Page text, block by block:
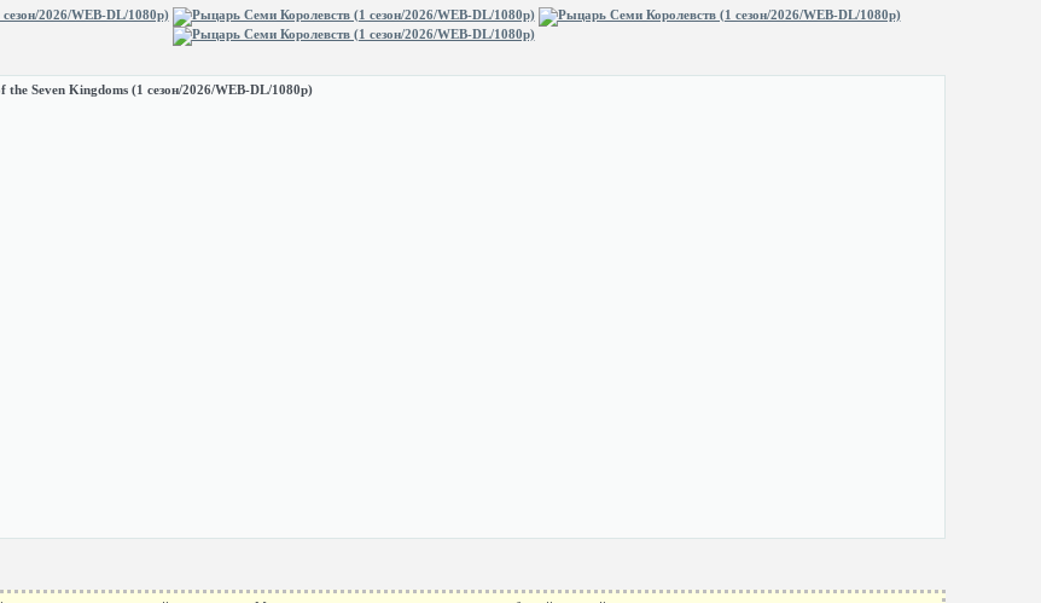
Seven Kingdoms (1 сезон/2026/WEB-DL/1080p)